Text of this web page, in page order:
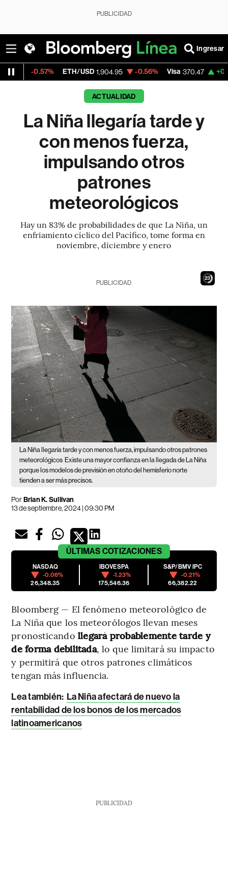
PUBLICIDAD
Ingresar
ETH/USD 1,904.95 -0.56% Visa 370.47 +0.52%
ACTUALIDAD
La Niña llegaría tarde y
con menos fuerza,
impulsando otros
patrones
meteorológicos
Hay un 83% de probabilidades de que La Niña, un
enfriamiento cíclico del Pacífico, tome forma en
noviembre, diciembre y enero
21
PUBLICIDAD
La Niña llegaría tarde y con menos fuerza, impulsando otros patrones
meteorológicos Existe una mayor confianza en la llegada de La Niña
porque los modelos de previsión en otoño del hemisferio norte
tienden a ser más precisos.
PorBrian K. Sullivan
13 de septiembre, 2024 | 09:30 PM
ÚLTIMAS COTIZACIONES
NASDAQ
-0.06%
26,348.35
IBOVESPA
-1.23%
175,546.36
S&P/BMV IPC
-0.21%
66,382.22
Bloomberg — El fenómeno meteorológico de
La Niña que los meteorólogos llevan meses
pronosticando llegará probablemente tarde y
de forma debilitada, lo que limitará su impacto
y permitirá que otros patrones climáticos
tengan más influencia.
Lea también: La Niña afectará de nuevo la
rentabilidad de los bonos de los mercados
latinoamericanos
PUBLICIDAD